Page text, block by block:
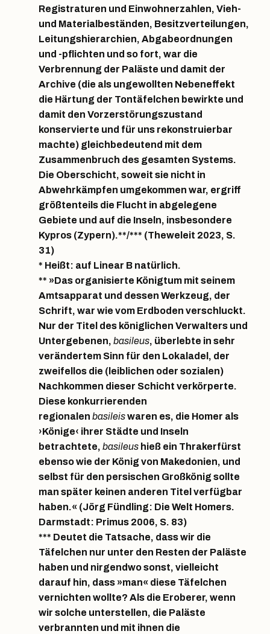
Registraturen und Einwohnerzahlen, Vieh-
und Materialbeständen, Besitzverteilungen,
Leitungshierarchien, Abgabeordnungen
und -pflichten und so fort, war die
Verbrennung der Paläste und damit der
Archive (die als ungewollten Nebeneffekt
die Härtung der Tontäfelchen bewirkte und
damit den Vorzerstörungszustand
konservierte und für uns rekonstruierbar
machte) gleichbedeutend mit dem
Zusammenbruch des gesamten Systems.
Die Oberschicht, soweit sie nicht in
Abwehrkämpfen umgekommen war, ergriff
größtenteils die Flucht in abgelegene
Gebiete und auf die Inseln, insbesondere
Kypros (Zypern).**/*** (Theweleit 2023, S.
31)
* Heißt: auf Linear B natürlich.
** »Das organisierte Königtum mit seinem
Amtsapparat und dessen Werkzeug, der
Schrift, war wie vom Erdboden verschluckt.
Nur der Titel des königlichen Verwalters und
Untergebenen, basileus, überlebte in sehr
verändertem Sinn für den Lokaladel, der
zweifellos die (leiblichen oder sozialen)
Nachkommen dieser Schicht verkörperte.
Diese konkurrierenden
regionalen basileiswaren es, die Homer als
›Könige‹ ihrer Städte und Inseln
betrachtete, basileushieß ein Thrakerfürst
ebenso wie der König von Makedonien, und
selbst für den persischen Großkönig sollte
man später keinen anderen Titel verfügbar
haben.« (Jörg Fündling: Die Welt Homers.
Darmstadt: Primus 2006, S. 83)
*** Deutet die Tatsache, dass wir die
Täfelchen nur unter den Resten der Paläste
haben und nirgendwo sonst, vielleicht
darauf hin, dass »man« diese Täfelchen
vernichten wollte? Als die Eroberer, wenn
wir solche unterstellen, die Paläste
verbrannten und mit ihnen die